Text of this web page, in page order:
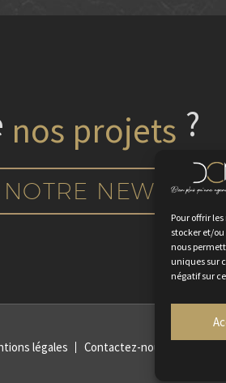
Pour offrir
stocker et/
nous
uniques sur
négatif sur
nos projets ?
légales Contactez-nous